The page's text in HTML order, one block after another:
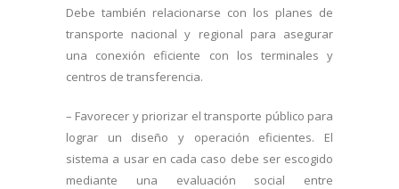
Debe también relacionarse con los planes de
transporte nacional y regional para asegurar
una conexión eficiente con los terminales y
centros de transferencia.
– Favorecer y priorizar el transporte público para
lograr un diseño y operación eficientes. El
sistema a usar en cada caso debe ser escogido
mediante una evaluación social entre